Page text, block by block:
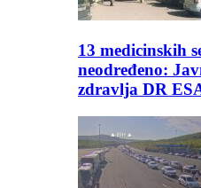
13 medicinskih
neodređeno:
zdravlja DR